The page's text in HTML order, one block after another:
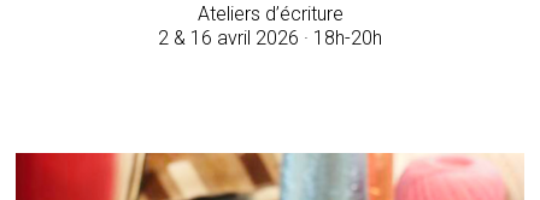
Ateliers d’écriture
2 & 16 avril 2026 · 18h-20h